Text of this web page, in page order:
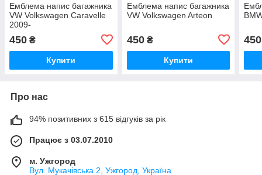
Емблема напис багажника
VW Volkswagen Caravelle
2009-
450 ₴
Купити
Емблема напис багажника
VW Volkswagen Arteon
450₴
Купити
450
Про нас
94% позитивних з 615 відгуків за рік
Працює з 03.07.2010
м. Ужгород
Вул. Мукачівська 2, Ужгород, Україна